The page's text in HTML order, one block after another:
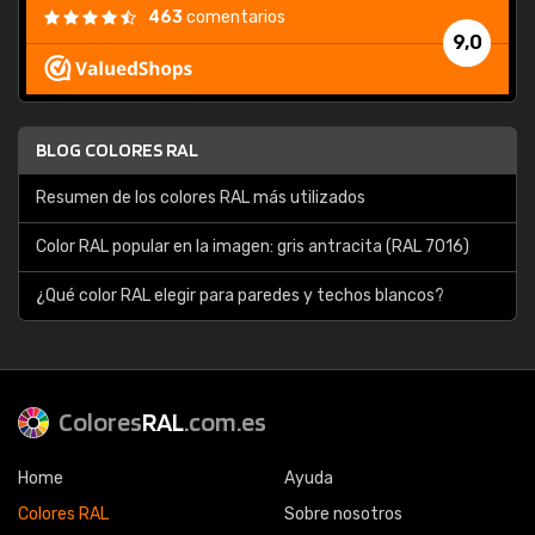
9,0
463comentarios
BLOG COLORES RAL
Resumen de los colores RAL más utilizados
Color RAL popular en la imagen: gris antracita (RAL 7016)
¿Qué color RAL elegir para paredes y techos blancos?
ColoresRAL.com.es
Home
Colores RAL
Ayuda
Sobre nosotros